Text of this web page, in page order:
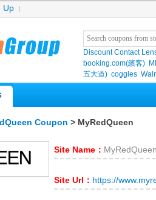
Up
Discount Contact
booking.com(繽客)
五大道) coggles
Coupon > MyRedQueen
Site Name：
Site Url： https://